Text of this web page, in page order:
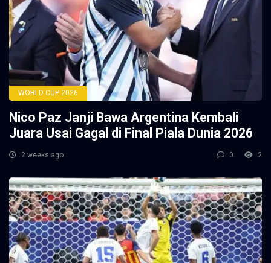
WORLD CUP 2026
Nico Paz Janji Bawa Argentina Kembali
Juara Usai Gagal di Final Piala Dunia 2026
2 weeks ago 0 2